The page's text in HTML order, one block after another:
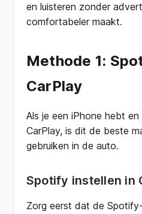
en luisteren zonder
comfortabeler maakt.
Methode 1:
CarPlay
Als je een iPhone hebt
CarPlay, is dit de beste
gebruiken in de auto.
Spotify instellen in
Zorg eerst dat de